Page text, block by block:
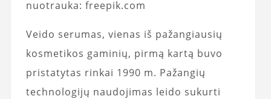
nuotrauka: freepik.com
Veido serumas, vienas iš pažangiausių
kosmetikos gaminių, pirmą kartą buvo
pristatytas rinkai 1990 m. Pažangių
technologijų naudojimas leido sukurti